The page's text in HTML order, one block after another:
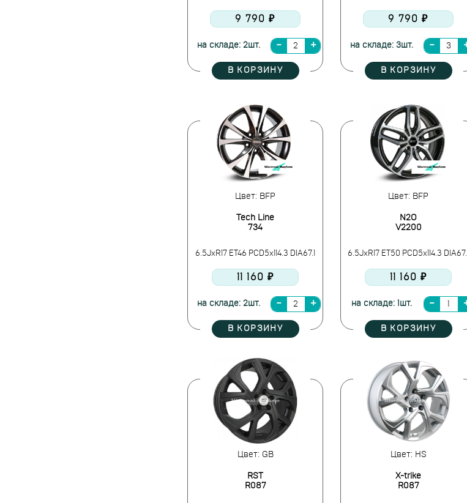
9 790 ₽
на складе: 2шт.
В КОРЗИНУ
9 790 ₽
на складе: 3шт.
В КОРЗИНУ
Цвет: BFP
Tech Line
734
6.5JxR17 ET46 PCD5x114.3 DIA67.1
11 160 ₽
на складе: 2шт.
В КОРЗИНУ
Цвет: BFP
N2O
V2200
6.5JxR17 ET50 PCD5x114.3 DIA67.1
11 160 ₽
на складе: 1шт.
В КОРЗИНУ
Цвет: GB
RST
R087
Цвет: HS
X-trike
R087